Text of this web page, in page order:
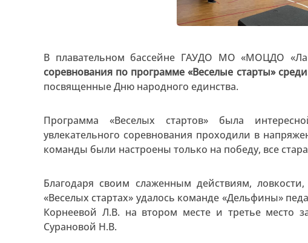
В плавательном бассейне ГАУДО МО «МОЦДО
соревнования по программе «Веселые старты»
посвященные Дню народного единства.
Программа «Веселых стартов» была
увлекательного соревнования проходили в
команды были настроены только на победу, все
Благодаря своим слаженным действиям,
«Веселых стартах» удалось команде «Дельфины»
Корнеевой Л.В. на втором месте и третье место
Сурановой Н.В.